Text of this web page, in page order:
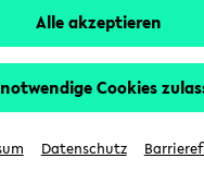
der
eKVV
Alle akzeptieren
Cookies
Datenschutz